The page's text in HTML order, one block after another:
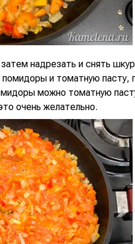
надрезать и снять
и томатную пасту,
можно томатную
очень желательно.